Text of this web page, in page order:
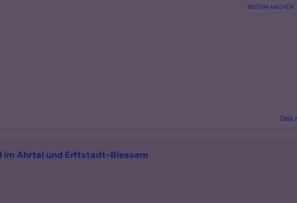
BISTUM AACHEN
Das
im Ahrtal und Erftstadt-Blessem